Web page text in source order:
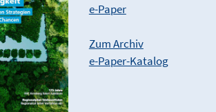
e-Paper
Zum Archiv
e-Paper-Katalog